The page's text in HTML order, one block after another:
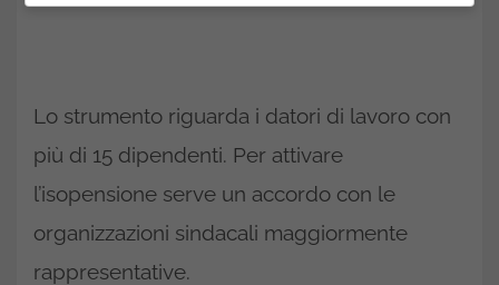
Lo strumento riguarda i datori di lavoro con
più di 15 dipendenti. Per attivare
l’isopensione serve un accordo con le
organizzazioni sindacali maggiormente
rappresentative.